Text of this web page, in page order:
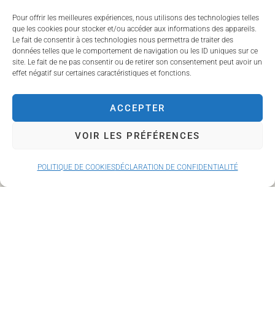
Pour offrir les meilleures expériences, nous utilisons des technologies telles
que les cookies pour stocker et/ou accéder aux informations des appareils.
Le fait de consentir à ces technologies nous permettra de traiter des
données telles que le comportement de navigation ou les ID uniques sur ce
site. Le fait de ne pas consentir ou de retirer son consentement peut avoir un
effet négatif sur certaines caractéristiques et fonctions.
ACCEPTER
VOIR LES PRÉFÉRENCES
POLITIQUE DE COOKIESDÉCLARATION DE CONFIDENTIALITÉ
Mentions légales
Charte de Qualité